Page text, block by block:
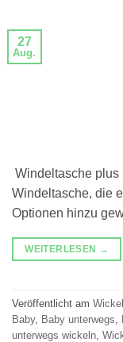
27
Aug.
Windeltasche plus
Windeltasche, die
Optionen hinzu
WEITERLESEN →
Veröffentlicht am
Baby, Baby unterwegs
unterwegs wickeln